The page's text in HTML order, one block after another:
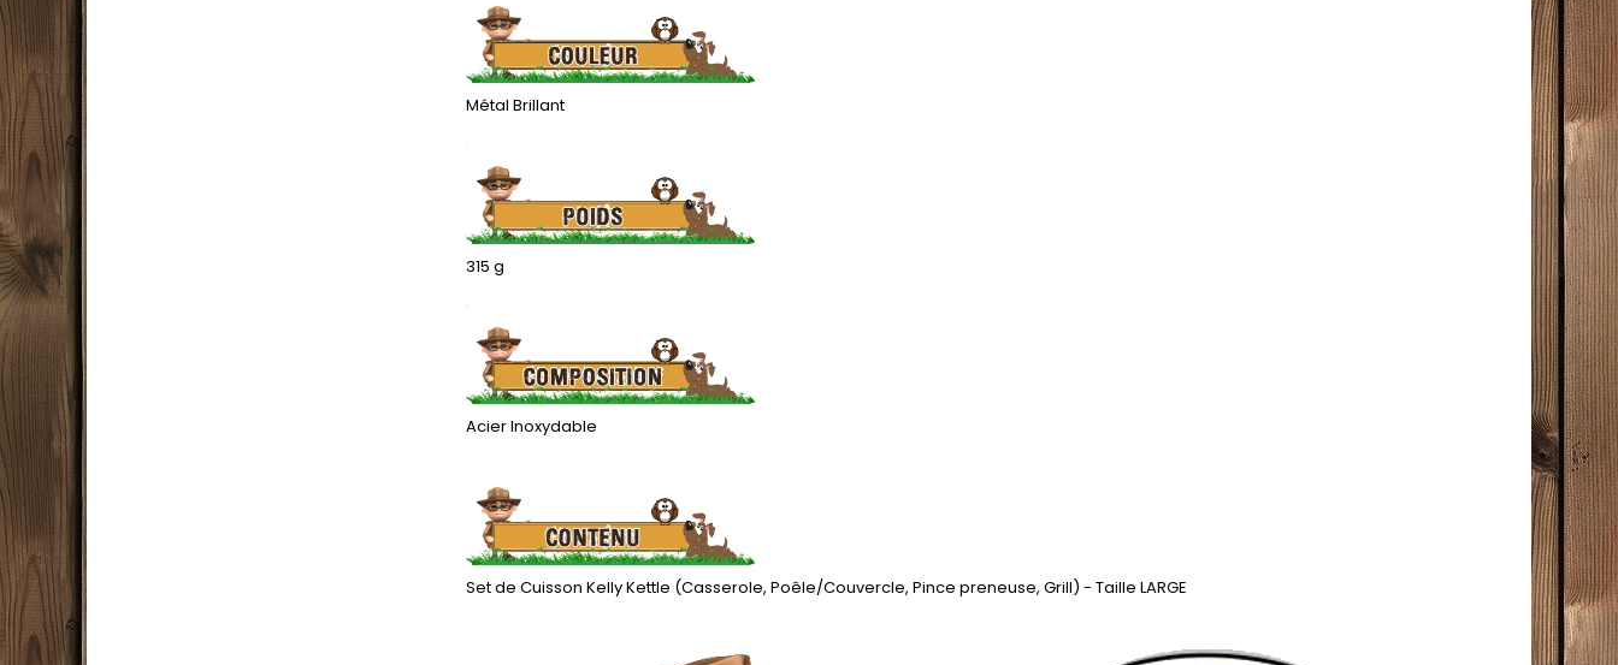
Métal Brillant
.
315 g
.
Acier Inoxydable
.
Set de Cuisson Kelly Kettle (Casserole, Poêle/Couvercle, Pince preneuse, Grill) - Taille LARGE
.